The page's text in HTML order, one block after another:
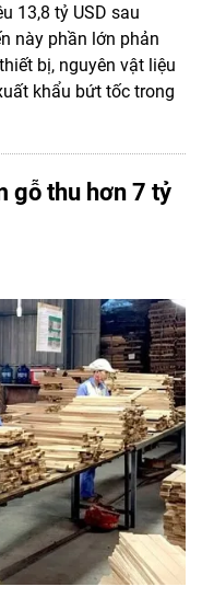
13,8 tỷ USD sau
này phần lớn phản
bị, nguyên vật liệu
khẩu bứt tốc trong
gỗ thu hơn 7 tỷ